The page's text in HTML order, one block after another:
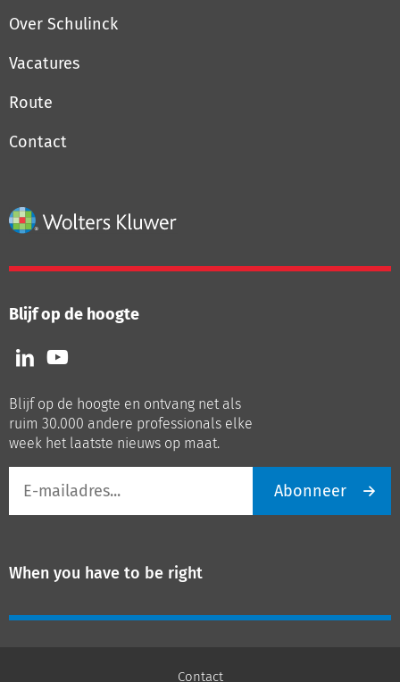
Over Schulinck
Vacatures
Route
Contact
Blijf op de hoogte
Volg
ons
LinkedIn
Volg
ons
Youtube
Blijf op de hoogte en ontvang net als
ruim 30.000 andere professionals elke
week het laatste nieuws op maat.
mailadres
Abonneer
When you have to be right
Contact